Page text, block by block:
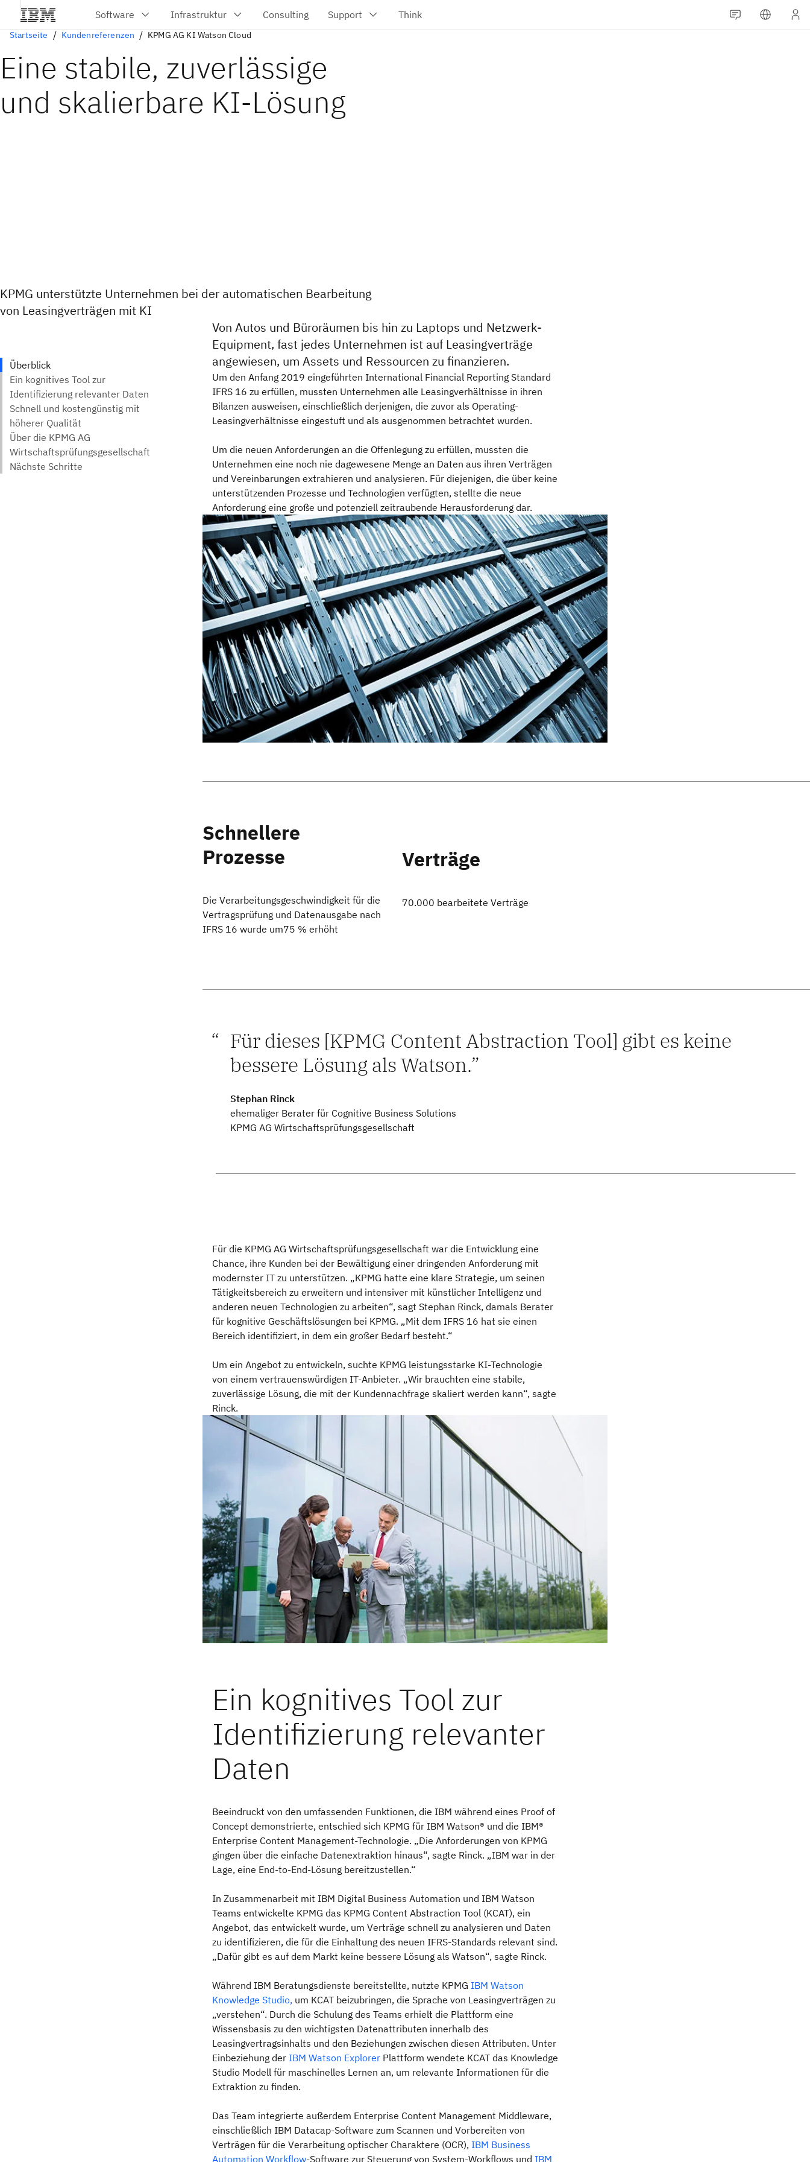
Startseite Kundenreferenzen KPMG AG KI Watson Cloud
Eine stabile, zuverlässige
und skalierbare KI-Lösung
KPMG unterstützte Unternehmen bei der automatischen Bearbeitung
von Leasingverträgen mit KI
Von Autos und Büroräumen bis hin zu Laptops und Netzwerk-
Equipment, fast jedes Unternehmen ist auf Leasingverträge
angewiesen, um Assets und Ressourcen zu finanzieren.
Um den Anfang 2019 eingeführten International Financial Reporting Standard
IFRS 16 zu erfüllen, mussten Unternehmen alle Leasingverhältnisse in ihren
Bilanzen ausweisen, einschließlich derjenigen, die zuvor als Operating-
Leasingverhältnisse eingestuft und als ausgenommen betrachtet wurden.
Um die neuen Anforderungen an die Offenlegung zu erfüllen, mussten die
Unternehmen eine noch nie dagewesene Menge an Daten aus ihren Verträgen
und Vereinbarungen extrahieren und analysieren. Für diejenigen, die über keine
unterstützenden Prozesse und Technologien verfügten, stellte die neue
Anforderung eine große und potenziell zeitraubende Herausforderung dar.
Schnellere
Prozesse
Die Verarbeitungsgeschwindigkeit für die
Vertragsprüfung und Datenausgabe nach
IFRS 16 wurde um75 % erhöht
Verträge
70.000 bearbeitete Verträge
Für dieses [KPMG Content Abstraction Tool] gibt es keine
bessere Lösung als Watson.
Stephan Rinck
ehemaliger Berater für Cognitive Business Solutions
KPMG AG Wirtschaftsprüfungsgesellschaft
Für die KPMG AG Wirtschaftsprüfungsgesellschaft war die Entwicklung eine
Chance, ihre Kunden bei der Bewältigung einer dringenden Anforderung mit
modernster IT zu unterstützen. „KPMG hatte eine klare Strategie, um seinen
Tätigkeitsbereich zu erweitern und intensiver mit künstlicher Intelligenz und
anderen neuen Technologien zu arbeiten“, sagt Stephan Rinck, damals Berater
für kognitive Geschäftslösungen bei KPMG. „Mit dem IFRS 16 hat sie einen
Bereich identifiziert, in dem ein großer Bedarf besteht.“
Um ein Angebot zu entwickeln, suchte KPMG leistungsstarke KI-Technologie
von einem vertrauenswürdigen IT-Anbieter. „Wir brauchten eine stabile,
zuverlässige Lösung, die mit der Kundennachfrage skaliert werden kann“, sagte
Rinck.
Beeindruckt von den umfassenden Funktionen, die IBM während eines Proof of
Concept demonstrierte, entschied sich KPMG für IBM Watson® und die IBM®
Enterprise Content Management-Technologie. „Die Anforderungen von KPMG
gingen über die einfache Datenextraktion hinaus“, sagte Rinck. „IBM war in der
Lage, eine End-to-End-Lösung bereitzustellen.“
In Zusammenarbeit mit IBM Digital Business Automation und IBM Watson
Teams entwickelte KPMG das KPMG Content Abstraction Tool (KCAT), ein
Angebot, das entwickelt wurde, um Verträge schnell zu analysieren und Daten
zu identifizieren, die für die Einhaltung des neuen IFRS-Standards relevant sind.
„Dafür gibt es auf dem Markt keine bessere Lösung als Watson“, sagte Rinck.
Während IBM Beratungsdienste bereitstellte, nutzte KPMG IBM Watson
Knowledge Studio, um KCAT beizubringen, die Sprache von Leasingverträgen zu
„verstehen“. Durch die Schulung des Teams erhielt die Plattform eine
Wissensbasis zu den wichtigsten Datenattributen innerhalb des
Leasingvertragsinhalts und den Beziehungen zwischen diesen Attributen. Unter
Einbeziehung der IBM Watson Explorer Plattform wendete KCAT das Knowledge
Studio Modell für maschinelles Lernen an, um relevante Informationen für die
Extraktion zu finden.
Das Team integrierte außerdem Enterprise Content Management Middleware,
einschließlich IBM Datacap-Software zum Scannen und Vorbereiten von
Verträgen für die Verarbeitung optischer Charaktere (OCR), IBM Business
Automation Workflow-Software zur Steuerung von System-Workflows und IBM